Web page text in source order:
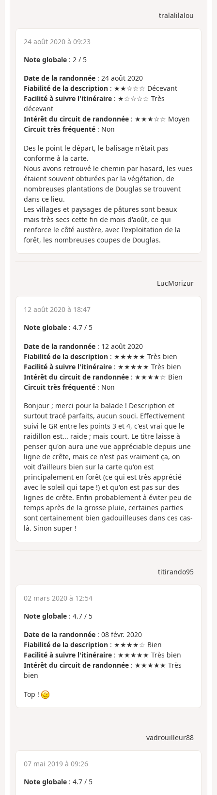
tralalilalou
24 août 2020 à 09:23
Note globale : 2 / 5
Date de la randonnée : 24 août 2020
Fiabilité de la description : ★★☆☆☆ Décevant
Facilité à suivre l'itinéraire : ★☆☆☆☆ Très
décevant
Intérêt du circuit de randonnée : ★★★☆☆ Moyen
Circuit très fréquenté : Non
Des le point le départ, le balisage n'était pas
conforme à la carte.
Nous avons retrouvé le chemin par hasard, les vues
étaient souvent obturées par la végétation, de
nombreuses plantations de Douglas se trouvent
dans ce lieu.
Les villages et paysages de pâtures sont beaux
mais très secs cette fin de mois d'août, ce qui
renforce le côté austère, avec l'exploitation de la
forêt, les nombreuses coupes de Douglas.
LucMorizur
12 août 2020 à 18:47
Note globale : 4.7 / 5
Date de la randonnée : 12 août 2020
Fiabilité de la description : ★★★★★ Très bien
Facilité à suivre l'itinéraire : ★★★★★ Très bien
Intérêt du circuit de randonnée : ★★★★☆ Bien
Circuit très fréquenté : Non
Bonjour ; merci pour la balade ! Description et
surtout tracé parfaits, aucun souci. Effectivement
suivi le GR entre les points 3 et 4, c'est vrai que le
raidillon est... raide ; mais court. Le titre laisse à
penser qu'on aura une vue appréciable depuis une
ligne de crête, mais ce n'est pas vraiment ça, on
voit d'ailleurs bien sur la carte qu'on est
principalement en forêt (ce qui est très apprécié
avec le soleil qui tape !) et qu'on est pas sur des
lignes de crête. Enfin probablement à éviter peu de
temps après de la grosse pluie, certaines parties
sont certainement bien gadouilleuses dans ces cas-
là. Sinon super !
titirando95
02 mars 2020 à 12:54
Note globale : 4.7 / 5
Date de la randonnée : 08 févr. 2020
Fiabilité de la description : ★★★★☆ Bien
Facilité à suivre l'itinéraire : ★★★★★ Très bien
Intérêt du circuit de randonnée : ★★★★★ Très
bien
Top !
vadrouilleur88
07 mai 2019 à 09:26
Note globale : 4.7 / 5